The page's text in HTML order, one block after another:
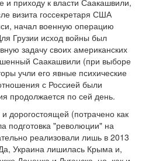
и приходу к власти Саакашвили,
визита госсекретаря США
начал военную операцию
Грузии исход войны был
задачу своих американских
Саакашвили (при выборе
учли его явные психические
с Россией были
продолжается по сей день.
дорогостоящей (потрачено как
подготовка "революции" на
реализовали лишь в 2013
Украина лишилась Крыма и,